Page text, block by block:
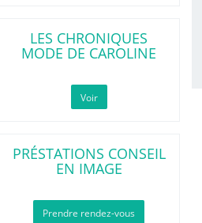
LES CHRONIQUES
MODE DE CAROLINE
Voir
PRÉSTATIONS CONSEIL
EN IMAGE
Prendre rendez-vous